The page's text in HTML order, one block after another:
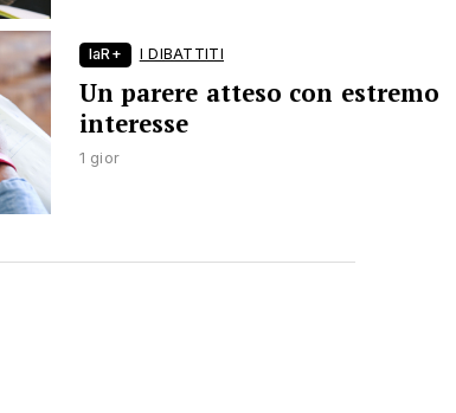
laR+ I DIBATTITI
Un parere atteso con estremo
interesse
1 gior